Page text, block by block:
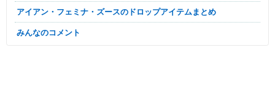
アイアン・フェミナ・ズースのドロップアイテムまとめ
みんなのコメント